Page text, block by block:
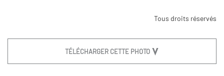
Tous droits réservés
TÉLÉCHARGER CETTE PHOTO